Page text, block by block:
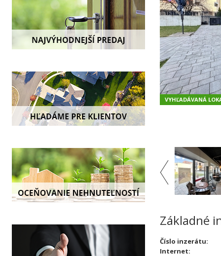
VYHĽADÁVANÁ
Základné
Číslo inzerátu:
Internet: